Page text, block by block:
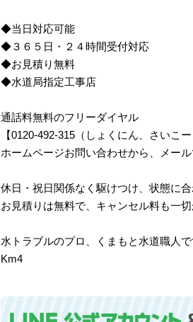
◆当日対応可能
◆３６５日・２４時間受付対応
◆お見積り無料
◆水道局指定工事店
通話料無料のフリーダイヤル
【0120-492-315（しょくにん、さいこ
ホームページお問い合わせから、メー
休日・祝日関係なく駆けつけ、状態に
お見積りは無料で、キャンセル料も一切
水トラブルのプロ、くまもと水道職人で
Km4